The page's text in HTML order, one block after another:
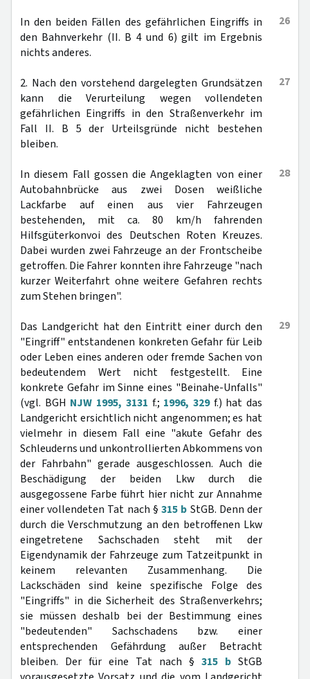
26
In den beiden Fällen des gefährlichen Eingriffs in
den Bahnverkehr (II. B 4 und 6) gilt im Ergebnis
nichts anderes.
27
2. Nach den vorstehend dargelegten Grundsätzen
kann die Verurteilung wegen vollendeten
gefährlichen Eingriffs in den Straßenverkehr im
Fall II. B 5 der Urteilsgründe nicht bestehen
bleiben.
28
In diesem Fall gossen die Angeklagten von einer
Autobahnbrücke aus zwei Dosen weißliche
Lackfarbe auf einen aus vier Fahrzeugen
bestehenden, mit ca. 80 km/h fahrenden
Hilfsgüterkonvoi des Deutschen Roten Kreuzes.
Dabei wurden zwei Fahrzeuge an der Frontscheibe
getroffen. Die Fahrer konnten ihre Fahrzeuge "nach
kurzer Weiterfahrt ohne weitere Gefahren rechts
zum Stehen bringen".
29
Das Landgericht hat den Eintritt einer durch den
"Eingriff" entstandenen konkreten Gefahr für Leib
oder Leben eines anderen oder fremde Sachen von
bedeutendem Wert nicht festgestellt. Eine
konkrete Gefahr im Sinne eines "Beinahe-Unfalls"
(vgl. BGH NJW 1995, 3131 f.; 1996, 329f.) hat das
Landgericht ersichtlich nicht angenommen; es hat
vielmehr in diesem Fall eine "akute Gefahr des
Schleuderns und unkontrollierten Abkommens von
der Fahrbahn" gerade ausgeschlossen. Auch die
Beschädigung der beiden Lkw durch die
ausgegossene Farbe führt hier nicht zur Annahme
einer vollendeten Tat nach §315 b StGB. Denn der
durch die Verschmutzung an den betroffenen Lkw
eingetretene Sachschaden steht mit der
Eigendynamik der Fahrzeuge zum Tatzeitpunkt in
keinem relevanten Zusammenhang. Die
Lackschäden sind keine spezifische Folge des
"Eingriffs" in die Sicherheit des Straßenverkehrs;
sie müssen deshalb bei der Bestimmung eines
"bedeutenden" Sachschadens bzw. einer
entsprechenden Gefährdung außer Betracht
bleiben. Der für eine Tat nach § 315 b StGB